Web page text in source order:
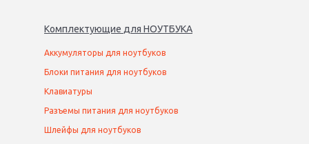
Комплектующие для НОУТБУКА
Аккумуляторы для ноутбуков
Блоки питания для ноутбуков
Клавиатуры
Разъемы питания для ноутбуков
Шлейфы для ноутбуков